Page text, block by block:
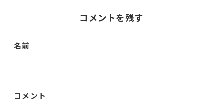
コメントを残す
名前
コメント